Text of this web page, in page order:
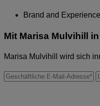
Brand and Experience
Mit Marisa Mulvihill
Marisa Mulvihill wird sich